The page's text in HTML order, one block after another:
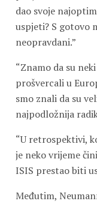
dao svoje
uspjeti? S gotovo
neopravdani.”
“Znamo da su
prošvercali u
smo znali da su
najpodložnija
“U retrospektivi,
je neko vrijeme
ISIS prestao biti
Međutim,